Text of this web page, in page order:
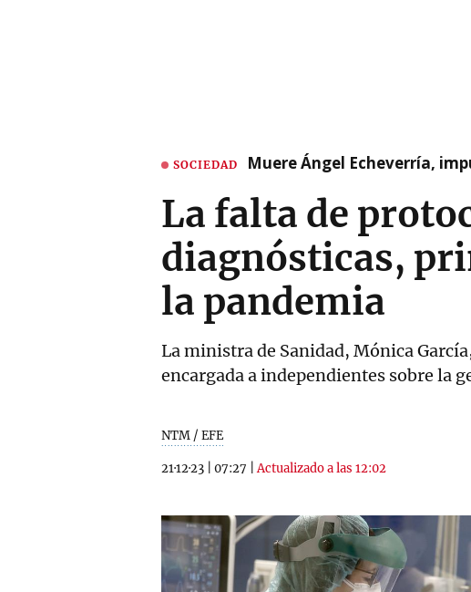
SOCIEDAD Muere Ángel Echeverría,
La falta de
diagnósticas,
la pandemia
La ministra de Sanidad, Mónica
encargada a independientes sobre la
NTM / EFE
21·12·23 07:27 |Actualizado a las 12:02